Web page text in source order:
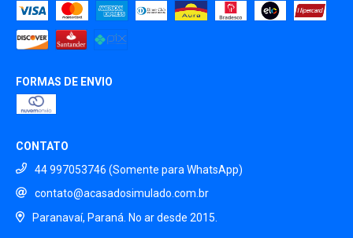
FORMAS DE ENVIO
CONTATO
44 997053746 (Somente para WhatsApp)
contato@acasadosimulado.com.br
Paranavaí, Paraná. No ar desde 2015.